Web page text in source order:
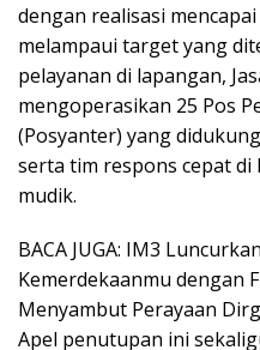
dengan realisasi
melampaui target yang
pelayanan di lapangan,
mengoperasikan 25 Pos
(Posyanter) yang
serta tim respons cepat
mudik.
BACA JUGA: IM3
Kemerdekaanmu dengan
Menyambut Perayaan
Apel penutupan ini